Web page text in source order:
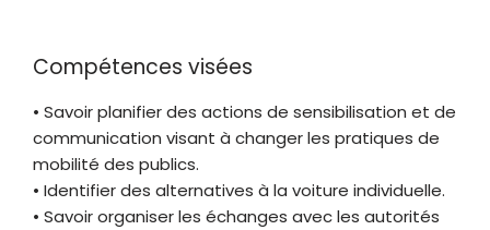
Compétences visées
• Savoir planifier des actions de sensibilisation et de
communication visant à changer les pratiques de
mobilité des publics.
• Identifier des alternatives à la voiture individuelle.
• Savoir organiser les échanges avec les autorités